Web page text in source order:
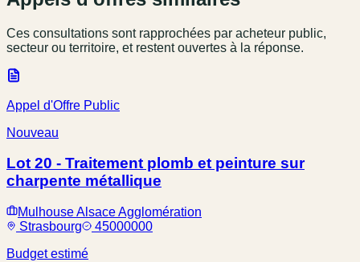
Ces consultations sont rapprochées par acheteur public,
secteur ou territoire, et restent ouvertes à la réponse.
Appel d'Offre Public
Nouveau
Lot 20 - Traitement plomb et peinture sur
charpente métallique
Mulhouse Alsace Agglomération
Strasbourg
45000000
Budget estimé